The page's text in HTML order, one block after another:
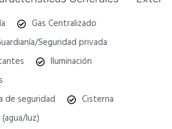
Gas Centralizado
Seguridad privada
Iluminación
de seguridad
Cisterna
luz)